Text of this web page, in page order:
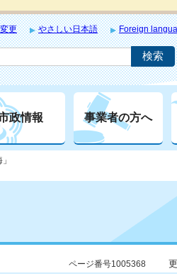
更 やさしい日本語 Foreign
政情報 事業者の方へ
ページ番号1005368 更